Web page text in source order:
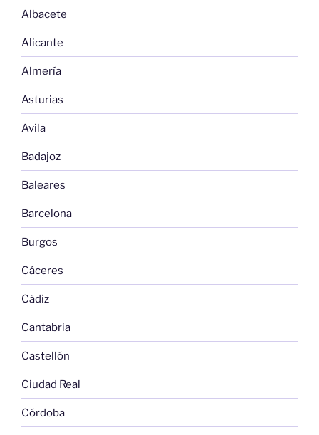
Albacete
Alicante
Almería
Asturias
Avila
Badajoz
Baleares
Barcelona
Burgos
Cáceres
Cádiz
Cantabria
Castellón
Ciudad Real
Córdoba